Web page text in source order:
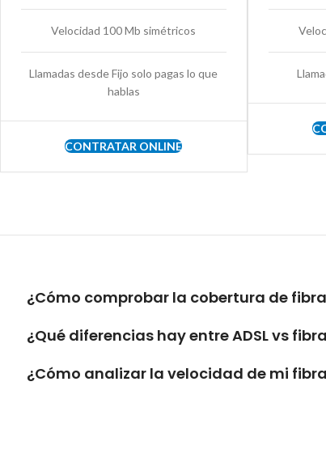
Velocidad 100 Mb simétricos
Llamadas desde Fijo solo pagas lo que
hablas
CONTRATAR ONLINE
¿Cómo comprobar la cobertura de
¿Qué diferencias hay entre ADSL vs
¿Cómo analizar la velocidad de mi